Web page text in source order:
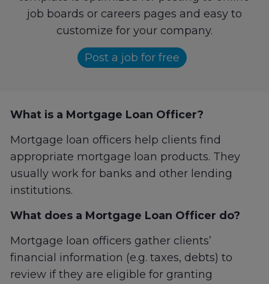
job boards or careers pages and easy to
customize for your company.
Post a job for free
What is a Mortgage Loan Officer?
Mortgage loan officers help clients find
appropriate mortgage loan products. They
usually work for banks and other lending
institutions.
What does a Mortgage Loan Officer do?
Mortgage loan officers gather clients’
financial information (e.g. taxes, debts) to
review if they are eligible for granting